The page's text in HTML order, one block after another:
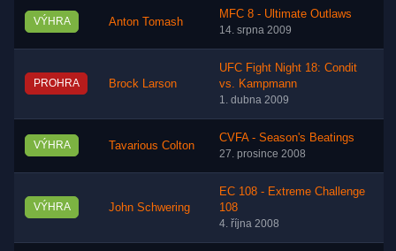
VÝHRA Anton Tomash
MFC 8 - Ultimate Outlaws
14. srpna 2009
PROHRA Brock Larson
UFC Fight Night 18: Condit
vs. Kampmann
1. dubna 2009
VÝHRA Tavarious Colton
CVFA - Season's Beatings
27. prosince 2008
VÝHRA John Schwering
EC 108 - Extreme Challenge
108
4. října 2008